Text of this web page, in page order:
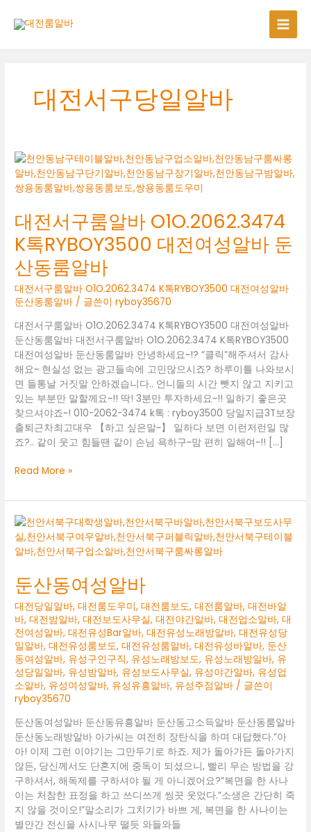
대전서구당일알바
대전서구룸알바 O1O.2062.3474
K톡RYBOY3500 대전여성알바 둔
산동룸알바
대전서구룸알바 O1O.2062.3474 K톡RYBOY3500 대전여성알바
둔산동룸알바 / 글쓴이ryboy35670
대전서구룸알바 O1O.2062.3474 K톡RYBOY3500 대전여성알바
둔산동룸알바 대전서구룸알바 O1O.2062.3474 K톡RYBOY3500
대전여성알바 둔산동룸알바 안녕하세요~!? “클릭”해주셔서 감사
해요~ 현실성 없는 광고들속에 고민많으시죠? 하루이틀 나와보시
면 들통날 거짓말 안하겠습니다.. 언니들의 시간 뺏지 않고 지키고
있는 부분만 말할께요~!! 딱! 3분만 투자하세요~!! 일하기 좋은곳
찾으셔야죠~! 010-2062-3474 k톡 : ryboy3500 당일지급3T보장
출퇴근차최고대우 【하고 싶은말~】 일하다 보면 이런저런일 많
죠?.. 같이 웃고 힘들땐 같이 손님 욕하구~맘 편히 일해여~!! […]
대
서
구
룸
알
바
K
톡
RYBOY3500
대
전
여
성
알
바
둔
산
동
룸
알
바
Read More »
둔산동여성알바
대전당일알바,대전룸도우미,대전룸보도,대전룸알바,대전바알
바,대전밤알바,대전보도사무실,대전야간알바,대전업소알바,대
전여성알바,대전유성Bar알바,대전유성노래방알바,대전유성당
일알바,대전유성룸보도,대전유성룸알바,대전유성바알바, 둔산
동여성알바, 유성구인구직, 유성노래방보도, 유성노래방알바, 유
성당일알바, 유성밤알바, 유성보도사무실, 유성야간알바, 유성업
소알바, 유성여성알바, 유성유흥알바, 유성주점알바 / 글쓴이
ryboy35670
둔산동여성알바 둔산동유흥알바 둔산동고소득알바 둔산동룸알바
둔산동노래방알바 아가씨는 여전히 장탄식을 하며 대답했다.”아
아! 이제 그런 이야기는 그만두기로 하죠. 제가 돌아가든 돌아가지
않든, 당신께서도 단혼지에 중독이 되셨으니, 빨리 무슨 방법을 강
구하셔서, 해독제를 구하셔야 될 게 아니겠어요?”복면을 한 사나
이는 처참한 표정을 하고 쓰디쓰게 씽끗 웃었다.”소생은 간단히 죽
지 않을 것이오!”말소리가 그치기가 바쁘 게, 복면을 한 사나이는
별안간 전신을 사시나무 떨듯 와들와들